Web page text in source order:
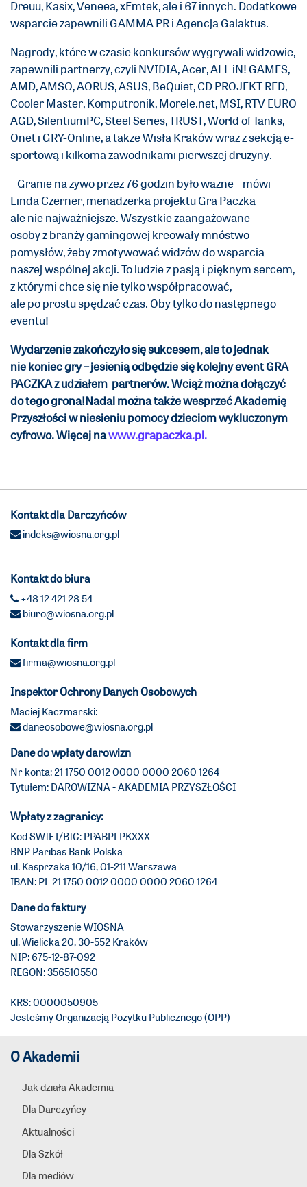
Dreuu, Kasix, Veneea, xEmtek, ale i 67 innych. Dodatkowe
wsparcie zapewnili GAMMA PR i Agencja Galaktus.
Nagrody, które w czasie konkursów wygrywali widzowie,
zapewnili partnerzy, czyli NVIDIA, Acer, ALL iN! GAMES,
AMD, AMSO, AORUS, ASUS, BeQuiet, CD PROJEKT RED,
Cooler Master, Komputronik, Morele.net, MSI, RTV EURO
AGD, SilentiumPC, Steel Series, TRUST, World of Tanks,
Onet i GRY-Online, a także Wisła Kraków wraz z sekcją e-
sportową i kilkoma zawodnikami pierwszej drużyny.
– Granie na żywo przez 76 godzin było ważne – mówi
Linda Czerner, menadżerka projektu Gra Paczka –
ale nie najważniejsze. Wszystkie zaangażowane
osoby z branży gamingowej kreowały mnóstwo
pomysłów, żeby zmotywować widzów do wsparcia
naszej wspólnej akcji. To ludzie z pasją i pięknym sercem,
z którymi chce się nie tylko współpracować,
ale po prostu spędzać czas. Oby tylko do następnego
eventu!
Wydarzenie zakończyło się sukcesem, ale to jednak
nie koniec gry – jesienią odbędzie się kolejny event GRA
PACZKA z udziałem partnerów. Wciąż można dołączyć
do tego grona!Nadal można także wesprzeć Akademię
Przyszłości w niesieniu pomocy dzieciom wykluczonym
cyfrowo. Więcej nawww.grapaczka.pl.
Kontakt dla Darczyńców
indeks@wiosna.org.pl
Kontakt do biura
+48 12 421 28 54
biuro@wiosna.org.pl
Kontakt dla firm
firma@wiosna.org.pl
Inspektor Ochrony Danych Osobowych
Maciej Kaczmarski:
daneosobowe@wiosna.org.pl
Dane do wpłaty darowizn
Nr konta: 21 1750 0012 0000 0000 2060 1264
Tytułem: DAROWIZNA - AKADEMIA PRZYSZŁOŚCI
Wpłaty z zagranicy:
Kod SWIFT/BIC: PPABPLPKXXX
BNP Paribas Bank Polska
ul. Kasprzaka 10/16, 01-211 Warszawa
IBAN: PL 21 1750 0012 0000 0000 2060 1264
Dane do faktury
Stowarzyszenie WIOSNA
ul. Wielicka 20, 30-552 Kraków
NIP: 675-12-87-092
REGON: 356510550
KRS: 0000050905
Jesteśmy Organizacją Pożytku Publicznego (OPP)
O Akademii
Jak działa Akademia
Dla Darczyńcy
Aktualności
Dla Szkół
Dla mediów